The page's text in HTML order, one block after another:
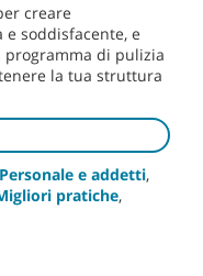
creare
e soddisfacente, e
programma di pulizia
la tua struttura
Personale e addetti,
pratiche,